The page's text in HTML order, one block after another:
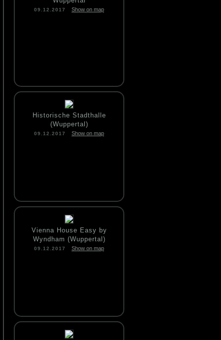
09.12.2017 Show on map
Historische Stadthalle
(Wuppertal)
09.12.2017 Show on map
Vienna House Easy by
Wyndham (Wuppertal)
09.12.2017 Show on map